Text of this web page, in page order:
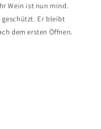
Wein ist nun mind.
Er bleibt
dem ersten Öffnen.